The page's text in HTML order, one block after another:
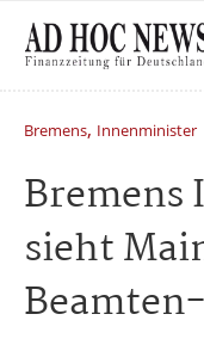
Bremens, Innenminister
sieht